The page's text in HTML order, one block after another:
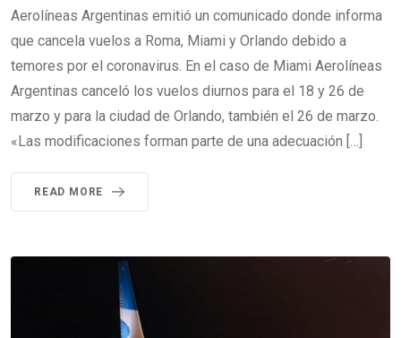
Aerolíneas Argentinas emitió un comunicado donde informa
que cancela vuelos a Roma, Miami y Orlando debido a
temores por el coronavirus. En el caso de Miami Aerolíneas
Argentinas canceló los vuelos diurnos para el 18 y 26 de
marzo y para la ciudad de Orlando, también el 26 de marzo.
«Las modificaciones forman parte de una adecuación […]
READ MORE